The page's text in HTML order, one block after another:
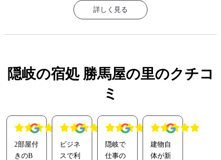
詳しく見る
隠岐の宿処 勝馬屋の里のクチコ
ミ
2部屋付
きのB
ビジネ
スで利
隠岐で
仕事の
建物自
体が新